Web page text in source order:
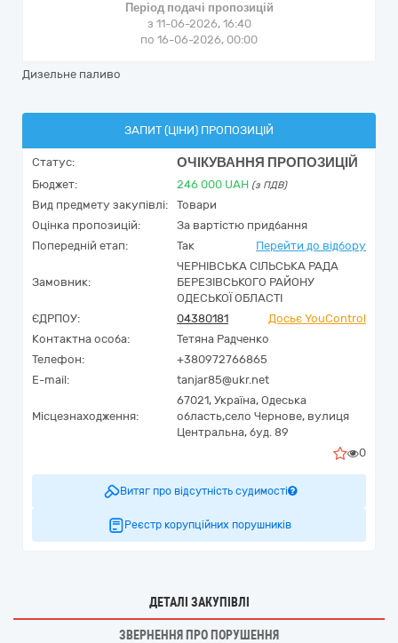
Період подачі пропозицій
з 11-06-2026, 16:40
по 16-06-2026, 00:00
Дизельне паливо
ЗАПИТ (ЦІНИ) ПРОПОЗИЦІЙ
Статус: ОЧІКУВАННЯ ПРОПОЗИЦІЙ
Бюджет: 246 000 UAH (з ПДВ)
Вид предмету закупівлі:
Товари
Оцінка пропозицій:
За вартістю придбання
Попередній етап:
Так Перейти до відбору
Замовник:
ЧЕРНІВСЬКА СІЛЬСЬКА РАДА
БЕРЕЗІВСЬКОГО РАЙОНУ
ОДЕСЬКОЇ ОБЛАСТІ
ЄДРПОУ:
04380181
Досьє YouControl
Контактна особа:
Тетяна Радченко
Телефон:
+380972766865
E-mail:
tanjar85@ukr.net
Місцезнаходження:
67021, Україна, Одеська
область,село Чернове, вулиця
Центральна, буд. 89
0
Витяг про відсутність судимості
Реєстр корупційних порушників
ДЕТАЛІ ЗАКУПІВЛІ
ЗВЕРНЕННЯ ПРО ПОРУШЕННЯ